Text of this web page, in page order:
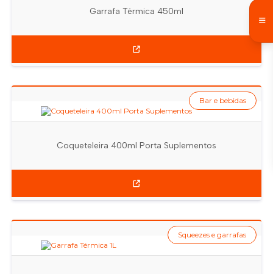
Garrafa Térmica 450ml
Coqueteleira 400ml Porta Suplementos
Bar e bebidas
Squeezes e garrafas